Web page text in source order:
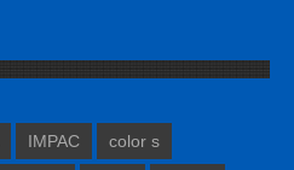
IMPAC color s